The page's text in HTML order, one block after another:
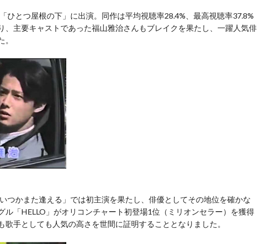
ひとつ屋根の下」に出演。同作は平均視聴率28.4%、最高視聴率37.8%
、主要キャストであった福山雅治さんもブレイクを果たし、一躍人気俳
つかまた逢える」では初主演を果たし、俳優としてその地位を確かな
ル「HELLO」がオリコンチャート初登場1位（ミリオンセラー）を獲得
歌手としても人気の高さを世間に証明することとなりました。